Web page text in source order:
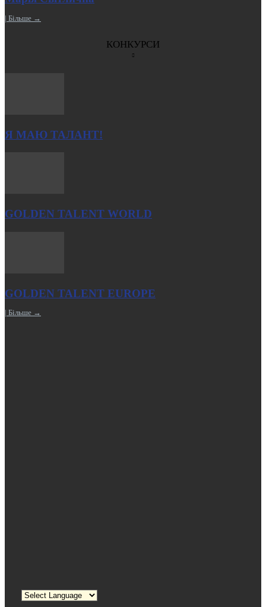
| Більше →
КОНКУРСИ
Я МАЮ ТАЛАНТ!
GOLDEN TALENT WORLD
GOLDEN TALENT EUROPE
| Більше →